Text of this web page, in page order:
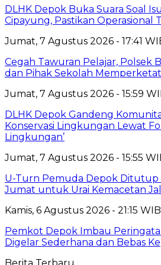
DLHK Depok Buka Suara Soal
Cipayung, Pastikan Operasional
Jumat, 7 Agustus 2026 - 17:41
Cegah Tawuran Pelajar, Polsek
dan Pihak Sekolah
Jumat, 7 Agustus 2026 - 15:59
DLHK Depok Gandeng
Konservasi Lingkungan Lewat
Lingkungan’
Jumat, 7 Agustus 2026 - 15:55
U-Turn Pemuda Depok Ditutup
Jumat untuk Urai Kemacetan
Kamis, 6 Agustus 2026 - 21:15 WIB
Pemkot Depok Imbau
Digelar Sederhana dan Bebas